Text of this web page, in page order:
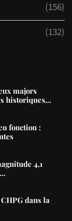
(156)
(132)
majors
historiques...
fonction :
4,1
dans la